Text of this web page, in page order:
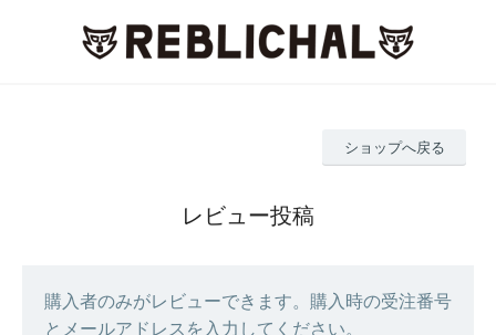
ショップへ戻る
レビュー投稿
購入者のみがレビューできます。購入時の受注番号
とメールアドレスを入力してください。